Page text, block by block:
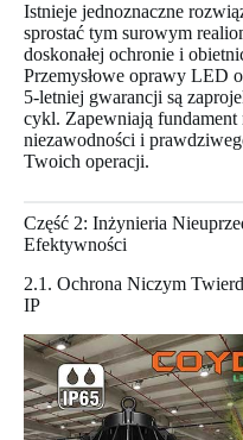
Istnieje jednoznaczne
sprostać tym surowym
doskonałej ochronie i
Przemysłowe oprawy LED
5-letniej gwarancji są
cykl. Zapewniają fundament
niezawodności i
Twoich operacji.
Część 2: Inżynieria
Efektywności
2.1. Ochrona Niczym
IP